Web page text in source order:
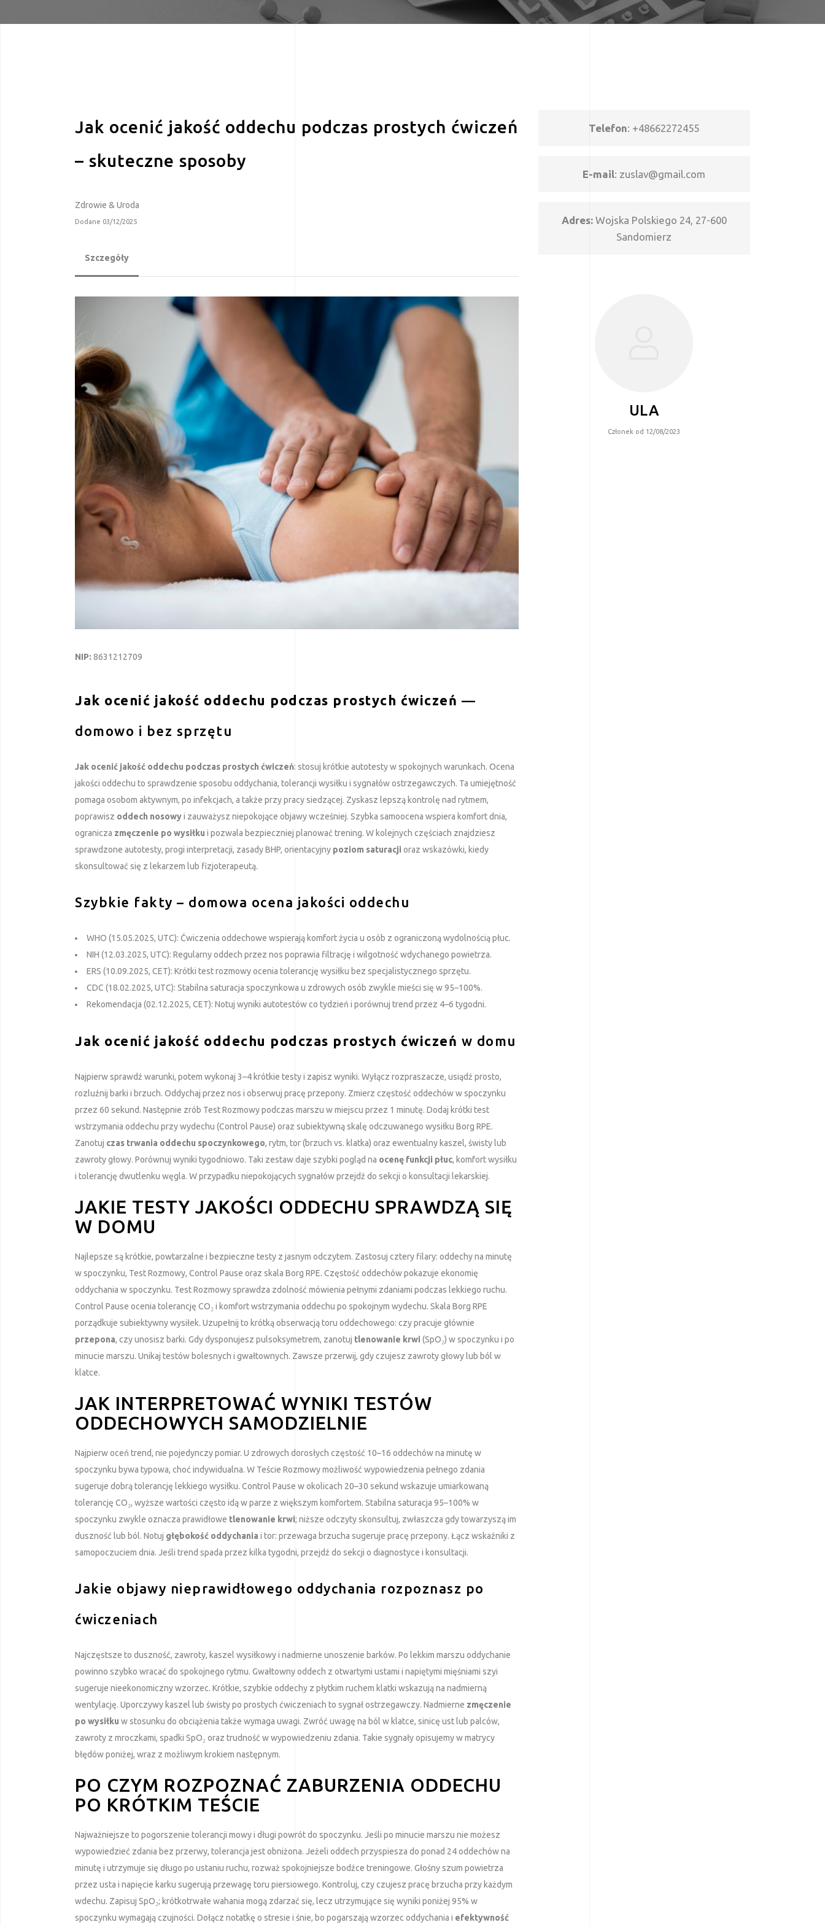
Jak ocenić jakość oddechu podczas prostych ćwiczeń
– skuteczne sposoby
Zdrowie & Uroda
Dodane 03/12/2025
Szczegóły
NIP: 8631212709
Jak ocenić jakość oddechu podczas prostych ćwiczeń —
domowo i bez sprzętu
Jak ocenić jakość oddechu podczas prostych ćwiczeń: stosuj krótkie autotesty w spokojnych warunkach. Ocena
jakości oddechu to sprawdzenie sposobu oddychania, tolerancji wysiłku i sygnałów ostrzegawczych. Ta umiejętność
pomaga osobom aktywnym, po infekcjach, a także przy pracy siedzącej. Zyskasz lepszą kontrolę nad rytmem,
poprawisz oddech nosowyi zauważysz niepokojące objawy wcześniej. Szybka samoocena wspiera komfort dnia,
ogranicza zmęczenie po wysiłku i pozwala bezpieczniej planować trening. W kolejnych częściach znajdziesz
sprawdzone autotesty, progi interpretacji, zasady BHP, orientacyjny poziom saturacji oraz wskazówki, kiedy
skonsultować się z lekarzem lub fizjoterapeutą.
Szybkie fakty – domowa ocena jakości oddechu
WHO (15.05.2025, UTC): Ćwiczenia oddechowe wspierają komfort życia u osób z ograniczoną wydolnością płuc.
NIH (12.03.2025, UTC): Regularny oddech przez nos poprawia filtrację i wilgotność wdychanego powietrza.
ERS (10.09.2025, CET): Krótki test rozmowy ocenia tolerancję wysiłku bez specjalistycznego sprzętu.
CDC (18.02.2025, UTC): Stabilna saturacja spoczynkowa u zdrowych osób zwykle mieści się w 95–100%.
Rekomendacja (02.12.2025, CET): Notuj wyniki autotestów co tydzień i porównuj trend przez 4–6 tygodni.
Jak ocenić jakość oddechu podczas prostych ćwiczeń w domu
Najpierw sprawdź warunki, potem wykonaj 3–4 krótkie testy i zapisz wyniki. Wyłącz rozpraszacze, usiądź prosto,
rozluźnij barki i brzuch. Oddychaj przez nos i obserwuj pracę przepony. Zmierz częstość oddechów w spoczynku
przez 60 sekund. Następnie zrób Test Rozmowy podczas marszu w miejscu przez 1 minutę. Dodaj krótki test
wstrzymania oddechu przy wydechu (Control Pause) oraz subiektywną skalę odczuwanego wysiłku Borg RPE.
Zanotuj czas trwania oddechu spoczynkowego, rytm, tor (brzuch vs. klatka) oraz ewentualny kaszel, świsty lub
zawroty głowy. Porównuj wyniki tygodniowo. Taki zestaw daje szybki pogląd na ocenę funkcji płuc, komfort wysiłku
i tolerancję dwutlenku węgla. W przypadku niepokojących sygnałów przejdź do sekcji o konsultacji lekarskiej.
JAKIE TESTY JAKOŚCI ODDECHU SPRAWDZĄ SIĘ
W DOMU
Najlepsze są krótkie, powtarzalne i bezpieczne testy z jasnym odczytem. Zastosuj cztery filary: oddechy na minutę
w spoczynku, Test Rozmowy, Control Pause oraz skala Borg RPE. Częstość oddechów pokazuje ekonomię
oddychania w spoczynku. Test Rozmowy sprawdza zdolność mówienia pełnymi zdaniami podczas lekkiego ruchu.
Control Pause ocenia tolerancję CO₂ i komfort wstrzymania oddechu po spokojnym wydechu. Skala Borg RPE
porządkuje subiektywny wysiłek. Uzupełnij to krótką obserwacją toru oddechowego: czy pracuje głównie
przepona, czy unosisz barki. Gdy dysponujesz pulsoksymetrem, zanotuj tlenowanie krwi (SpO₂) w spoczynku i po
minucie marszu. Unikaj testów bolesnych i gwałtownych. Zawsze przerwij, gdy czujesz zawroty głowy lub ból w
klatce.
JAK INTERPRETOWAĆ WYNIKI TESTÓW
ODDECHOWYCH SAMODZIELNIE
Najpierw oceń trend, nie pojedynczy pomiar. U zdrowych dorosłych częstość 10–16 oddechów na minutę w
spoczynku bywa typowa, choć indywidualna. W Teście Rozmowy możliwość wypowiedzenia pełnego zdania
sugeruje dobrą tolerancję lekkiego wysiłku. Control Pause w okolicach 20–30 sekund wskazuje umiarkowaną
tolerancję CO₂, wyższe wartości często idą w parze z większym komfortem. Stabilna saturacja 95–100% w
spoczynku zwykle oznacza prawidłowe tlenowanie krwi; niższe odczyty skonsultuj, zwłaszcza gdy towarzyszą im
duszność lub ból. Notuj głębokość oddychania i tor: przewaga brzucha sugeruje pracę przepony. Łącz wskaźniki z
samopoczuciem dnia. Jeśli trend spada przez kilka tygodni, przejdź do sekcji o diagnostyce i konsultacji.
Jakie objawy nieprawidłowego oddychania rozpoznasz po
ćwiczeniach
Najczęstsze to duszność, zawroty, kaszel wysiłkowy i nadmierne unoszenie barków. Po lekkim marszu oddychanie
powinno szybko wracać do spokojnego rytmu. Gwałtowny oddech z otwartymi ustami i napiętymi mięśniami szyi
sugeruje nieekonomiczny wzorzec. Krótkie, szybkie oddechy z płytkim ruchem klatki wskazują na nadmierną
wentylację. Uporczywy kaszel lub świsty po prostych ćwiczeniach to sygnał ostrzegawczy. Nadmierne zmęczenie
po wysiłku w stosunku do obciążenia także wymaga uwagi. Zwróć uwagę na ból w klatce, sinicę ust lub palców,
zawroty z mroczkami, spadki SpO₂ oraz trudność w wypowiedzeniu zdania. Takie sygnały opisujemy w matrycy
błędów poniżej, wraz z możliwym krokiem następnym.
PO CZYM ROZPOZNAĆ ZABURZENIA ODDECHU
PO KRÓTKIM TEŚCIE
Najważniejsze to pogorszenie tolerancji mowy i długi powrót do spoczynku. Jeśli po minucie marszu nie możesz
wypowiedzieć zdania bez przerwy, tolerancja jest obniżona. Jeżeli oddech przyspiesza do ponad 24 oddechów na
minutę i utrzymuje się długo po ustaniu ruchu, rozważ spokojniejsze bodźce treningowe. Głośny szum powietrza
przez usta i napięcie karku sugerują przewagę toru piersiowego. Kontroluj, czy czujesz pracę brzucha przy każdym
wdechu. Zapisuj SpO₂; krótkotrwałe wahania mogą zdarzać się, lecz utrzymujące się wyniki poniżej 95% w
spoczynku wymagają czujności. Dołącz notatkę o stresie i śnie, bo pogarszają wzorzec oddychania i efektywność
Telefon: +48662272455
E-mail: zuslav@gmail.com
Adres:Wojska Polskiego 24, 27-600
Sandomierz
ULA
Członek od 12/08/2023